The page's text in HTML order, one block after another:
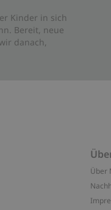
Kinder in sich
Bereit, neue
danach,
Über